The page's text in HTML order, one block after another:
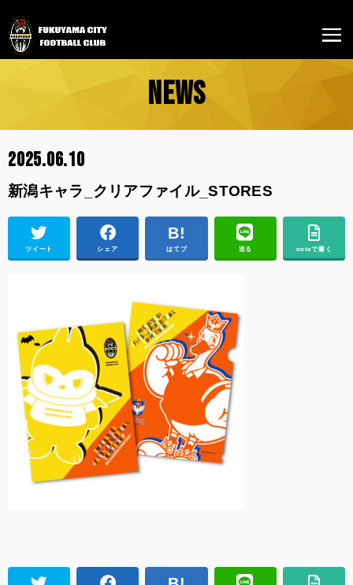
NEWS
2025.06.10
新潟キャラ_クリアファイル_STORES
ツイート シェア はてブ 送る noteで書く